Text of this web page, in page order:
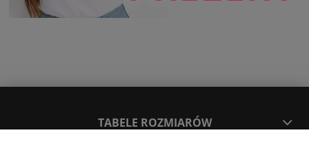
TABELE ROZMIARÓW